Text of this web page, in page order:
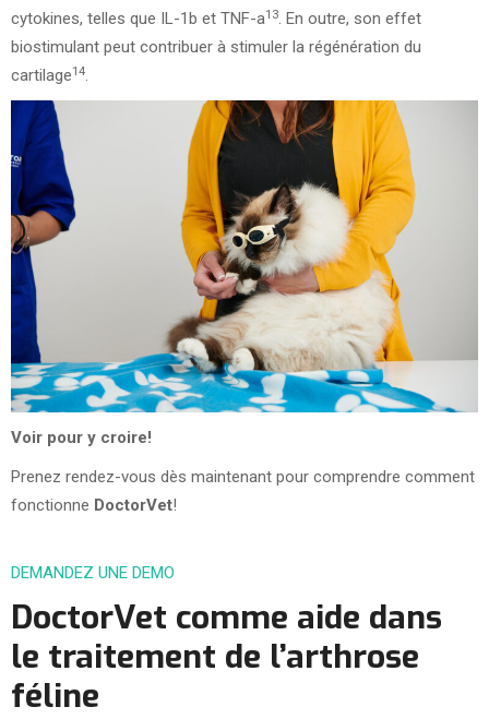
cytokines, telles que IL-1b et TNF-a13. En outre, son effet
biostimulant peut contribuer à stimuler la régénération du
cartilage14.
Voir pour y croire!
Prenez rendez-vous dès maintenant pour comprendre comment
fonctionne DoctorVet!
DEMANDEZ UNE DEMO
DoctorVet comme aide dans
le traitement de l’arthrose
féline